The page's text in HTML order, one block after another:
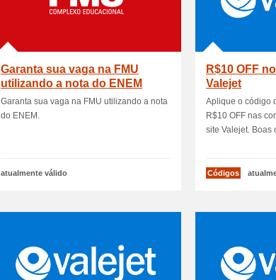
Garanta sua vaga na FMU
utilizando a nota do ENEM
Garanta sua vaga na FMU utilizando a nota
do ENEM.
atualmente válido
R$10 OFF
Valejet
Aplique o código
R$10 OFF nas
site Valejet. Boas
Códigos